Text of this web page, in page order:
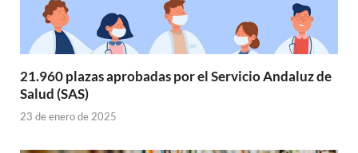
21.960 plazas aprobadas por el Servicio Andaluz de
Salud (SAS)
23 de enero de 2025